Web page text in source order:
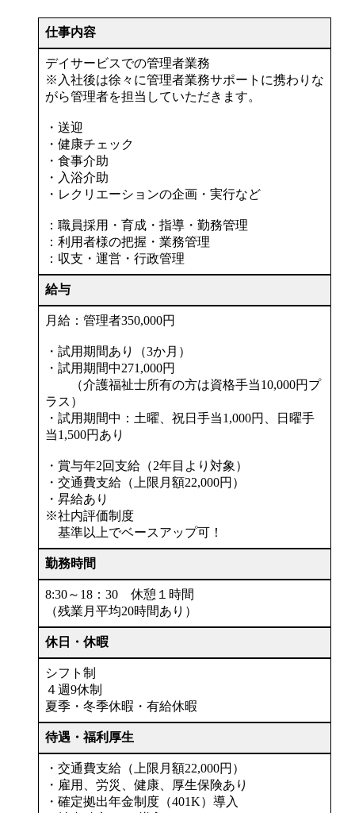
仕事内容
デイサービスでの管理者業務
※入社後は徐々に管理者業務サポートに携わりな
がら管理者を担当していただきます。
・送迎
・健康チェック
・食事介助
・入浴介助
・レクリエーションの企画・実行など
：職員採用・育成・指導・勤務管理
：利用者様の把握・業務管理
：収支・運営・行政管理
給与
月給：管理者350,000円
・試用期間あり（3か月）
・試用期間中271,000円
（介護福祉士所有の方は資格手当10,000円プ
ラス）
・試用期間中：土曜、祝日手当1,000円、日曜手
当1,500円あり
・賞与年2回支給（2年目より対象）
・交通費支給（上限月額22,000円）
・昇給あり
※社内評価制度
基準以上でベースアップ可！
勤務時間
8:30～18：30 休憩１時間
（残業月平均20時間あり）
休日・休暇
シフト制
４週9休制
夏季・冬季休暇・有給休暇
待遇・福利厚生
・交通費支給（上限月額22,000円）
・雇用、労災、健康、厚生保険あり
・確定拠出年金制度（401K）導入